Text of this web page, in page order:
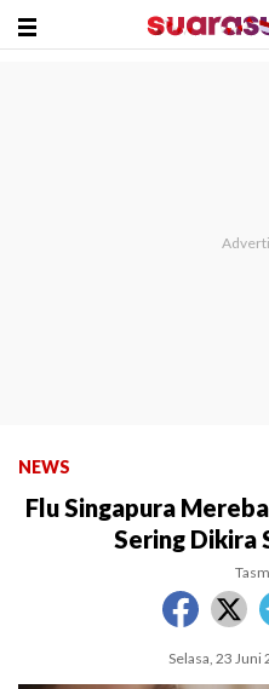
NEWS
Flu Singapura
Sering Dikira
Selasa, 23 Juni